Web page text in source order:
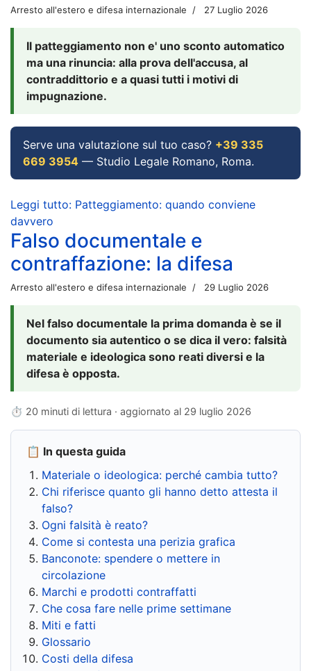
Arresto all'estero e difesa internazionale 27 Luglio 2026
Il patteggiamento non e' uno sconto automatico
ma una rinuncia: alla prova dell'accusa, al
contraddittorio e a quasi tutti i motivi di
impugnazione.
Serve una valutazione sul tuo caso? +39 335
669 3954 — Studio Legale Romano, Roma.
Leggi tutto: Patteggiamento: quando conviene
davvero
Falso documentale e
contraffazione: la difesa
Arresto all'estero e difesa internazionale 29 Luglio 2026
Nel falso documentale la prima domanda è se il
documento sia autentico o se dica il vero: falsità
materiale e ideologica sono reati diversi e la
difesa è opposta.
⏱ 20 minuti di lettura · aggiornato al 29 luglio 2026
📋 In questa guida
Materiale o ideologica: perché cambia tutto?
Chi riferisce quanto gli hanno detto attesta il
falso?
Ogni falsità è reato?
Come si contesta una perizia grafica
Banconote: spendere o mettere in
circolazione
Marchi e prodotti contraffatti
Che cosa fare nelle prime settimane
Miti e fatti
Glossario
Costi della difesa